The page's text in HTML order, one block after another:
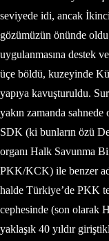
seviyede idi, ancak
gözümüzün önünde
uygulanmasına destek
üçe böldü, kuzeyinde
yapıya kavuşturuldu.
yakın zamanda
SDK (ki bunların özü
organı Halk Savunma
PKK/KCK) ile benzer
halde Türkiye’de PKK
cephesinde (son olarak
yaklaşık 40 yıldır